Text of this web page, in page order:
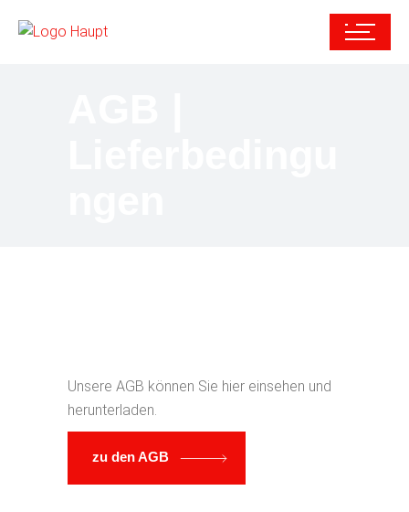
Unsere AGB können Sie hier einsehen und
herunterladen.
zu den AGB